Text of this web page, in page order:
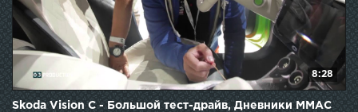
8:28
Skoda Vision C - Большой тест-драйв, Дневники ММАС